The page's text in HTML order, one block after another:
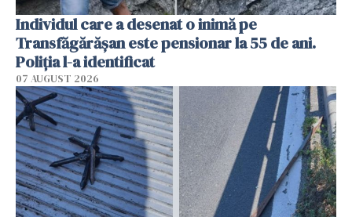
Individul care a desenat o inimă pe
Transfăgărășan este pensionar la 55 de ani.
Poliția l-a identificat
07 AUGUST 2026